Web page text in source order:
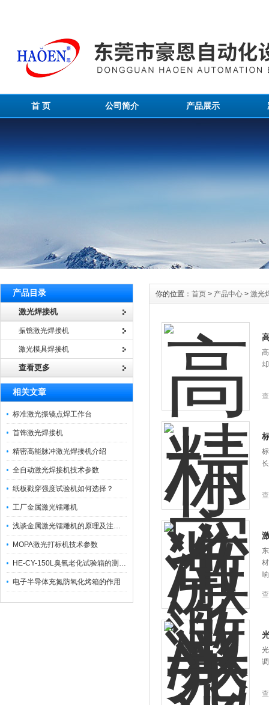
首 页 公司简介 产品展示
产品目录
激光焊接机
振镜激光焊接机
激光模具焊接机
查看更多
相关文章
标准激光振镜点焊工作台
首饰激光焊接机
精密高能脉冲激光焊接机介绍
全自动激光焊接机技术参数
纸板戳穿强度试验机如何选择？
工厂金属激光镭雕机
浅谈金属激光镭雕机的原理及注意事项
MOPA激光打标机技术参数
HE-CY-150L臭氧老化试验箱的测试流程
电子半导体充氮防氧化烤箱的作用
你的位置： 首页 > 产品中心 > 激光